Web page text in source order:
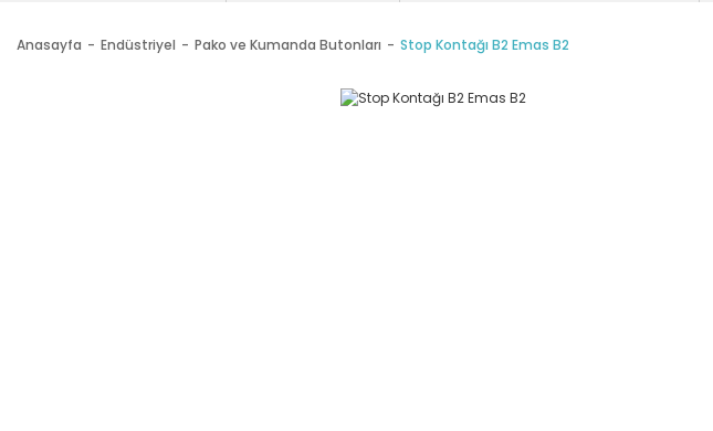
Anasayfa Endüstriyel Pako ve Kumanda Butonları Stop Kontağı B2 Emas B2